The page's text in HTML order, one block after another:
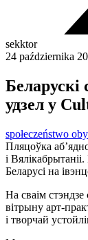
sekktor
24 października
Беларускі
удзел у
społeczeństwo
Пляцоўка
і
Беларусі на
На сваім
вітрыну арт-
і творчай